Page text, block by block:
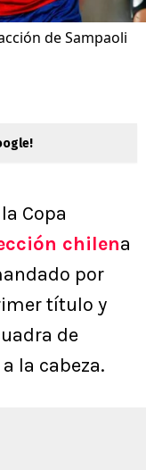
de Sampaoli
Copa
chilena
por
título y
de
a la cabeza.